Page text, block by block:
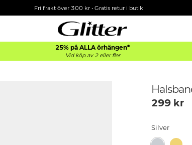
Fri frakt över 300 kr• Gratis retur i butik
25% på ALLA örhängen*
Vid köp av 2 eller fler
299kr
Silver